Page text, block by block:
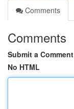
Comments
Comments
Submit a Comment
No HTML